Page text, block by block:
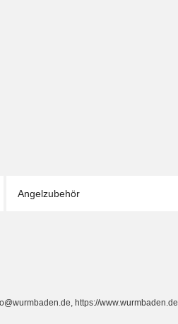
Angelzubehör
https://www.wurmbaden.de